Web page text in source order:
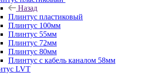
Назад
Плинтус пластиковый
Плинтус 100мм
Плинтус 55мм
Плинтус 72мм
Плинтус 80мм
Плинтус с кабель каналом 58мм
LVT